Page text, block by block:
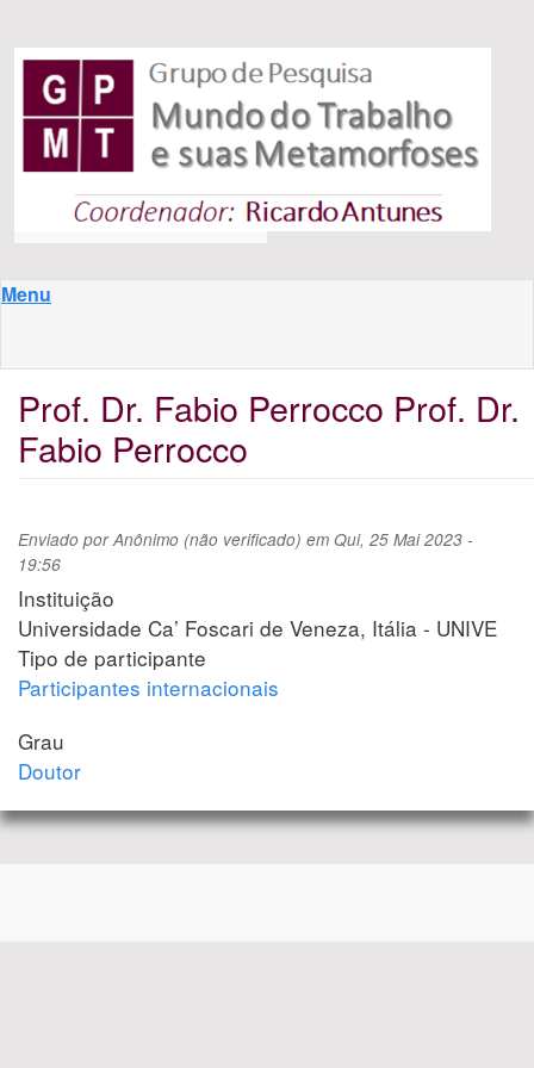
Pular para o conteúdo principal
Menu
Prof. Dr. Fabio Perrocco Prof. Dr.
Fabio Perrocco
Enviado porAnônimo (não verificado) em Qui, 25 Mai 2023 -
19:56
Instituição
Universidade Ca’ Foscari de Veneza, Itália - UNIVE
Tipo de participante
Participantes internacionais
Grau
Doutor